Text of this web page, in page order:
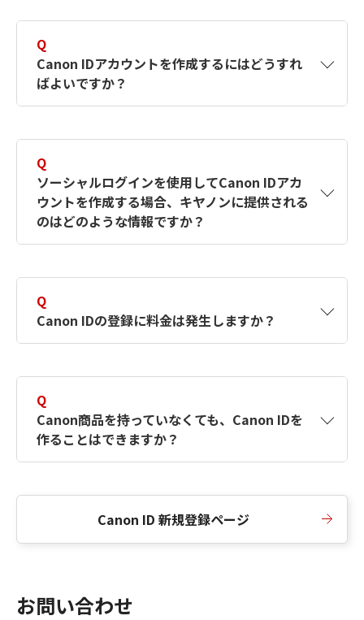
Q
Canon IDアカウントを作成するにはどうすれ
ばよいですか？
す。詳しい作成方法は【カメラ】Canon IDとは
何ですか？Canon IDの作成方法は？をご確認く
ださい。
Q
ソーシャルログインを使用してCanon IDアカ
ウントを作成する場合、キヤノンに提供される
のはどのような情報ですか？
択したサービスから取得します。アカウントを
簡単に作成できるように、この情報を使用して
Canon IDの登録フォームを入力します。
Q
Canon IDの登録に料金は発生しますか？
Q
Canon商品を持っていなくても、Canon IDを
作ることはできますか？
Canon ID 新規登録ページ
お問い合わせ